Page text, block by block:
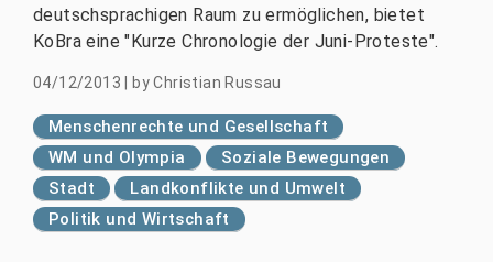
deutschsprachigen Raum zu ermöglichen, bietet
KoBra eine "Kurze Chronologie der Juni-Proteste".
04/12/2013 byChristian Russau
Menschenrechte und Gesellschaft
WM und Olympia
Soziale Bewegungen
Stadt
Landkonflikte und Umwelt
Politik und Wirtschaft